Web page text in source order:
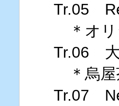
Tr.05
＊オリ
Tr.06
＊烏屋
Tr.07